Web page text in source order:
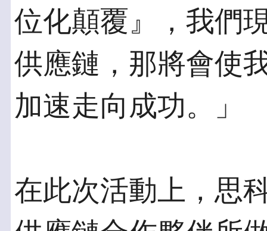
位化顛覆』，我們
供應鏈，那將會使
加速走向成功。」
在此次活動上，思